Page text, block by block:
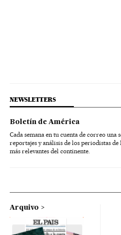
NEWSLETTERS
Boletín de América
Cada semana en tu cuenta de correo una
reportajes y análisis de los periodistas
más relevantes del continente.
Arquivo